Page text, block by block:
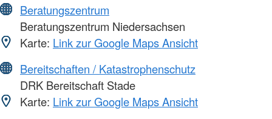
Beratungszentrum
Beratungszentrum Niedersachsen
Karte: Link zur Google Maps Ansicht
Bereitschaften / Katastrophenschutz
DRK Bereitschaft Stade
Karte: Link zur Google Maps Ansicht